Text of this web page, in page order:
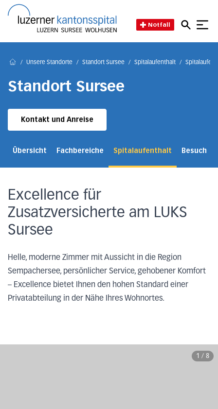
Notfall
/ Unsere Standorte / Standort Sursee / Spitalaufenthalt /
Standort Sursee
Kontakt und Anreise
Übersicht Fachbereiche Spitalaufenthalt Besuch
Excellence für
Zusatzversicherte am LUKS
Sursee
Helle, moderne Zimmer mit Aussicht in die Region
Sempachersee, persönlicher Service, gehobener Komfort
– Excellence bietet Ihnen den hohen Standard einer
Privatabteilung in der Nähe Ihres Wohnortes.
1 / 8